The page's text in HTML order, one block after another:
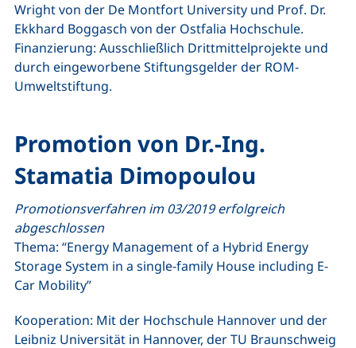
Wrightvon der De Montfort University und Prof. Dr.
Ekkhard Boggasch von der Ostfalia Hochschule.
Finanzierung: Ausschließlich Drittmittelprojekte und
durch eingeworbene Stiftungsgelder der ROM-
Umweltstiftung.
Promotion von Dr.-Ing.
Stamatia Dimopoulou
Promotionsverfahren im 03/2019 erfolgreich
abgeschlossen
Thema: “Energy Management of a Hybrid Energy
Storage System in a single-family House including E-
Car Mobility”
Kooperation: Mit der Hochschule Hannover und der
Leibniz Universität in Hannover, der TU Braunschweig